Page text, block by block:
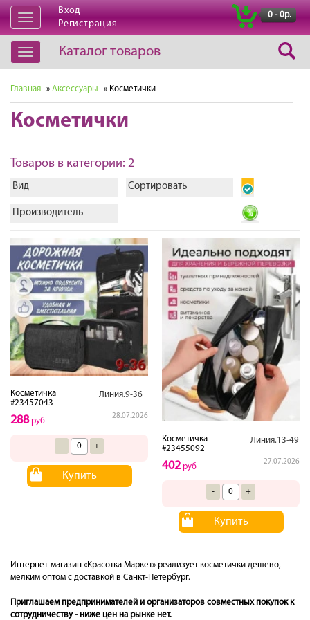
Открыть
навигацию
Вход
Регистрация
0 - 0р.
Открыть
навигацию
Каталог товаров
Главная » Аксессуары » Косметички
Косметички
Товаров в категории: 2
Вид Сортировать
Производитель
Косметичка
#23457043
Линия.9-36
28.07.2026
288руб
- +
Купить
Косметичка
#23455092
Линия.13-49
27.07.2026
402руб
- +
Купить
Интернет-магазин «Красотка Маркет» реализует косметички дешево,
мелким оптом с доставкой в Санкт-Петербург.
Приглашаем предпринимателей и организаторов совместных покупок к
сотрудничеству - ниже цен на рынке нет.